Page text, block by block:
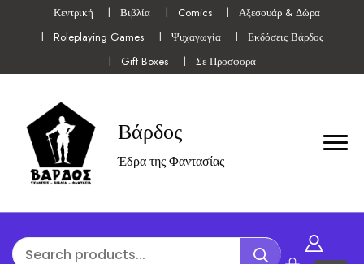
Κεντρική Βιβλία Comics
Αξεσουάρ & Δώρα
Roleplaying Games
Ψυχαγωγία
Εκδόσεις Βάρδος
Gift Boxes
Σε Προσφορά
Βάρδος
Έδρα της Φαντασίας